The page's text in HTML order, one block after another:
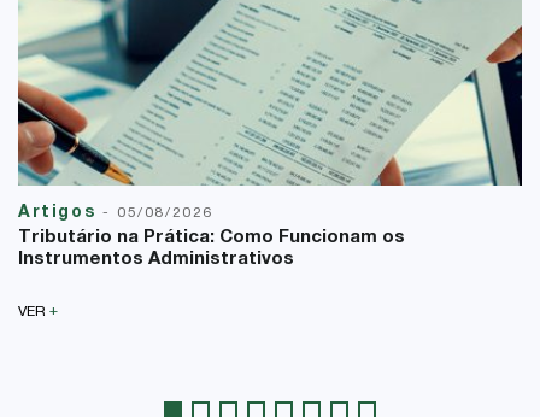
Artigos - 05/08/2026
Tributário na Prática: Como Funcionam os
Instrumentos Administrativos
VER +